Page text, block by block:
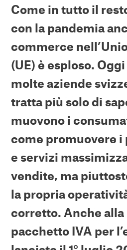
Come in tutto il
con la pandemia
commerce
(UE) è esploso.
molte aziende
tratta più solo di
muovono i
come promuovere
e servizi
vendite, ma
la propria
corretto. Anche
pacchetto IVA per